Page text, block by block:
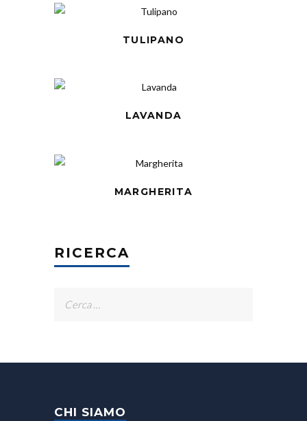
TULIPANO
LAVANDA
MARGHERITA
RICERCA
CHI SIAMO